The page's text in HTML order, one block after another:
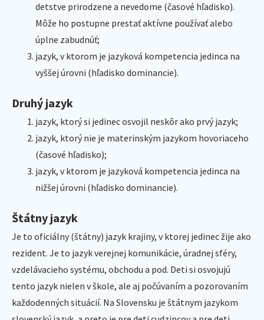
detstve prirodzene a nevedome (časové hľadisko).
Môže ho postupne prestať aktívne používať alebo
úplne zabudnúť;
jazyk, v ktorom je jazyková kompetencia jedinca na
vyššej úrovni (hľadisko dominancie).
Druhý jazyk
jazyk, ktorý si jedinec osvojil neskôr ako prvý jazyk;
jazyk, ktorý nie je materinským jazykom hovoriaceho
(časové hľadisko);
jazyk, v ktorom je jazyková kompetencia jedinca na
nižšej úrovni (hľadisko dominancie).
Štátny jazyk
Je to oficiálny (štátny) jazyk krajiny, v ktorej jedinec žije ako
rezident. Je to jazyk verejnej komunikácie, úradnej sféry,
vzdelávacieho systému, obchodu a pod. Deti si osvojujú
tento jazyk nielen v škole, ale aj počúvaním a pozorovaním
každodenných situácií. Na Slovensku je štátnym jazykom